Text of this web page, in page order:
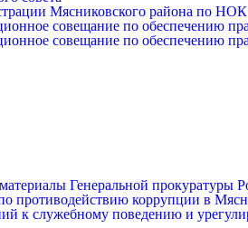
Мясниковского района по НОК
совещание по обеспечению
совещание по обеспечению
Генеральной прокуратуры
противодействию коррупции в
к служебному поведению и